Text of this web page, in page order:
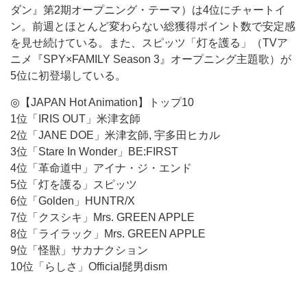
ダン』第2期オープニング・テーマ）は4位にチャートイ
ン。前週とほとんど変わらない総獲得ポイント数で安定感
を見せ続けている。また、スピッツ「灯を護る」（TVア
ニメ『SPY×FAMILY Season 3』オープニング主題歌）が
5位に初登場している。
◎【JAPAN Hot Animation】トップ10
1位「IRIS OUT」米津玄師
2位「JANE DOE」米津玄師, 宇多田ヒカル
3位「Stare In Wonder」BE:FIRST
4位「革命道中」アイナ・ジ・エンド
5位「灯を護る」スピッツ
6位「Golden」HUNTR/X
7位「クスシキ」Mrs. GREEN APPLE
8位「ライラック」Mrs. GREEN APPLE
9位「怪獣」サカナクション
10位「らしさ」Official髭男dism